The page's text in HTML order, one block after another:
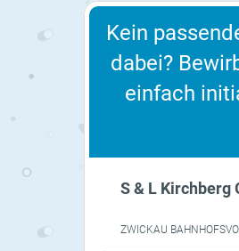
Kein
dabei?
einfach
S & L Kirchberg
ZWICKAU